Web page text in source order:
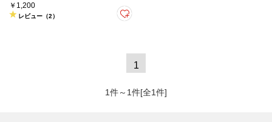
￥1,200
レビュー（2）
1
1件～1件[全1件]